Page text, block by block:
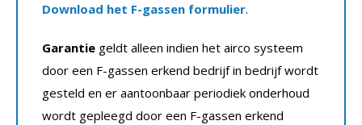
Download het F-gassen formulier.
Garantie geldt alleen indien het airco systeem
door een F-gassen erkend bedrijf in bedrijf wordt
gesteld en er aantoonbaar periodiek onderhoud
wordt gepleegd door een F-gassen erkend